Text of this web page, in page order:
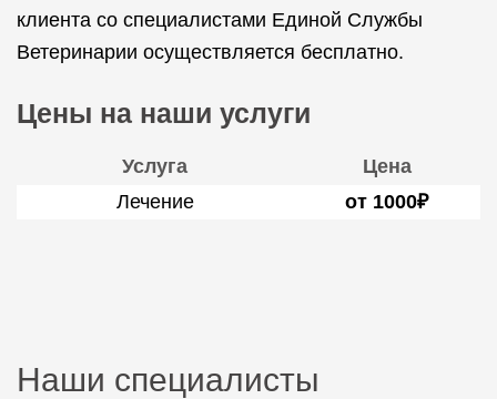
клиента со специалистами Единой Службы
Ветеринарии осуществляется бесплатно.
Цены на наши услуги
Услуга
Цена
Лечение
от 1000₽
Наши специалисты